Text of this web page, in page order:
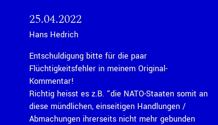
25.04.2022
Hans Hedrich
Entschuldigung bitte für die paar
Flüchtigkeitsfehler in meinem Original-
Kommentar!
Richtig heisst es z.B. “die NATO-Staaten somit an
diese mündlichen, einseitigen Handlungen /
Abmachungen ihrerseits nicht mehr gebunden